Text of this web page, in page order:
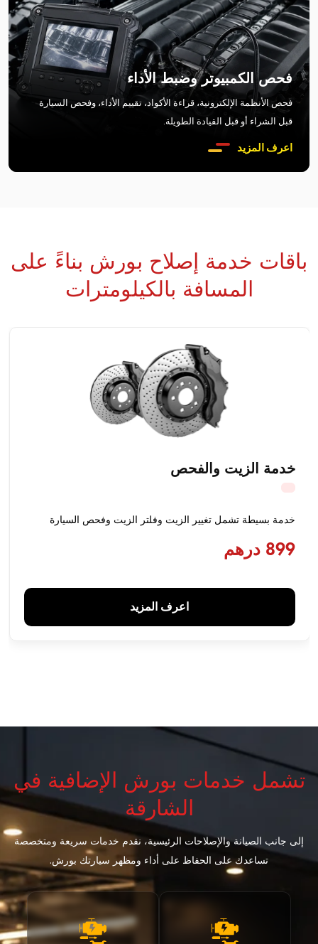
فحص الكمبيوتر وضبط الأداء
فحص الأنظمة الإلكترونية، قراءة الأكواد، تقييم الأداء، وفحص السيارة
قبل الشراء أو قبل القيادة الطويلة.
اعرف المزيد
باقات خدمة إصلاح بورش بناءً على
المسافة بالكيلومترات
خدمة الزيت والفحص
خدمة بسيطة تشمل تغيير الزيت وفلتر الزيت وفحص السيارة
899 درهم
اعرف المزيد
تشمل خدمات بورش الإضافية في
الشارقة
إلى جانب الصيانة والإصلاحات الرئيسية، نقدم خدمات سريعة ومتخصصة
تساعدك على الحفاظ على أداء ومظهر سيارتك بورش.